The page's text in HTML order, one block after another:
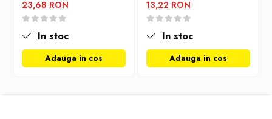
Conservarea si pastrarea alimentelor
Ghiduri de calatorie, harti
Ghiduri de calatorie
Hobby, timp liber
23,68 RON
In stoc
Adauga in cos
13,22 RON
In stoc
Adauga in cos